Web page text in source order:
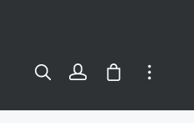
Warenkorb